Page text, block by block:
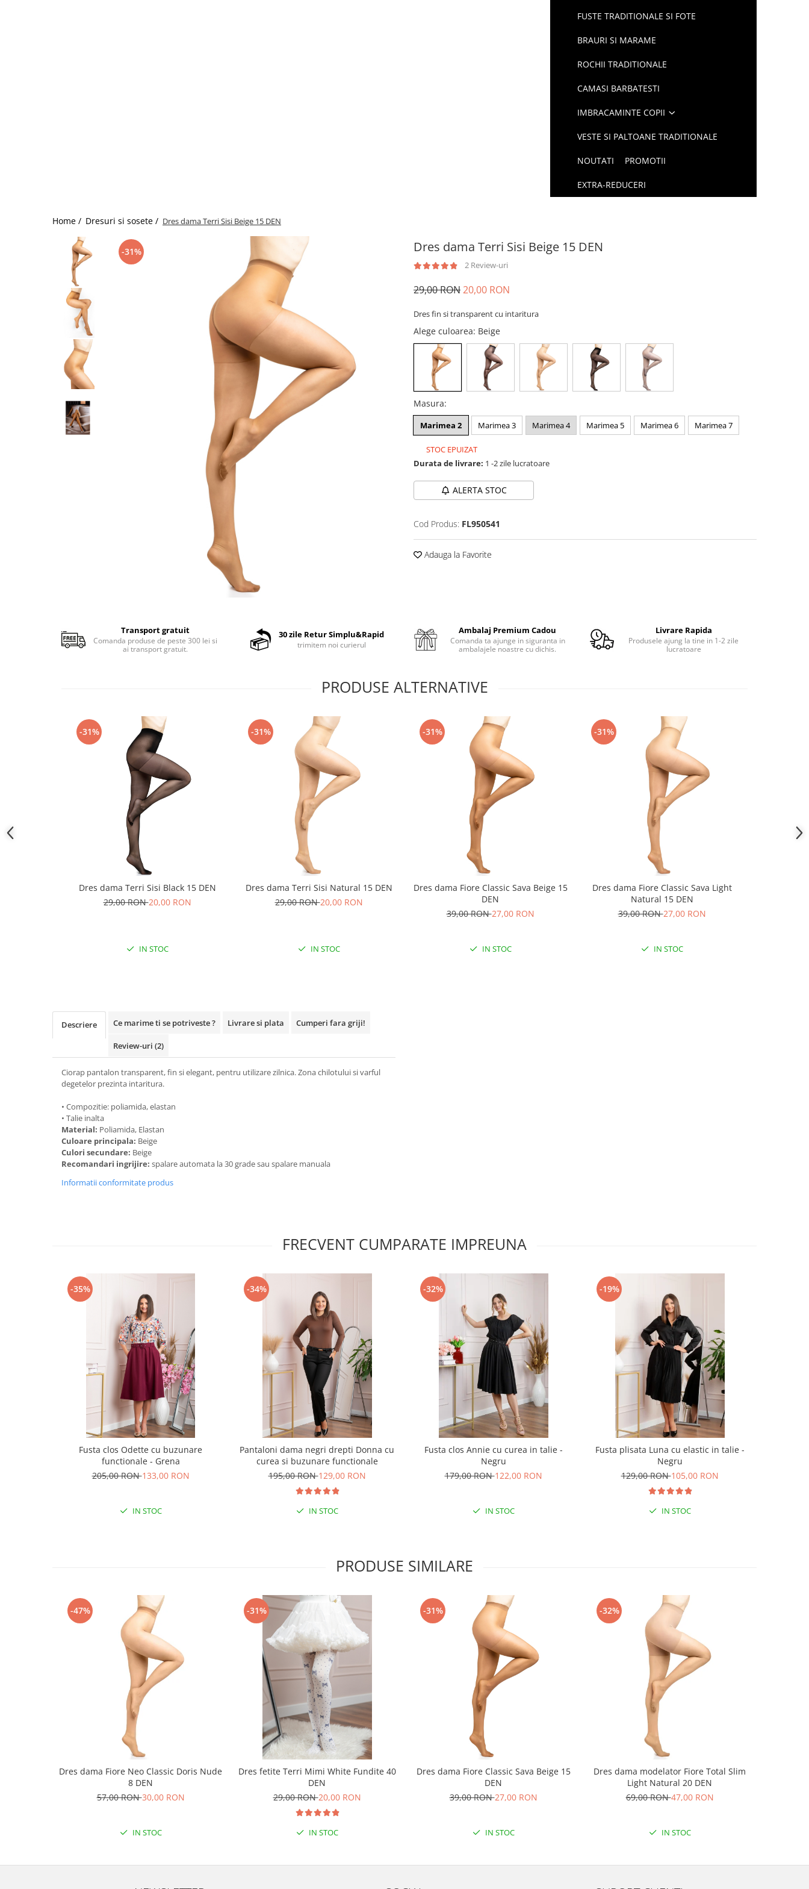
FUSTE TRADITIONALE SI FOTE
BRAURI SI MARAME
ROCHII TRADITIONALE
CAMASI BARBATESTI
IMBRACAMINTE COPII
VESTE SI PALTOANE TRADITIONALE
NOUTATI PROMOTII
EXTRA-REDUCERI
Home / Dresuri si sosete / Dres dama Terri Sisi Beige 15 DEN
Dres dama Terri Sisi Beige 15 DEN
2 Review-uri
-31%
29,00 RON20,00 RON
Dres fin si transparent cu intaritura
Alege culoarea: Beige
Masura:
Marimea 2 Marimea 3 Marimea 4 Marimea 5 Marimea 6 Marimea 7
STOC EPUIZAT
Durata de livrare: 1 -2 zile lucratoare
ALERTA STOC
Cod Produs: FL950541
Adauga la Favorite
Transport gratuit
Comanda produse de peste 300 lei si
ai transport gratuit.
30 zile Retur Simplu&Rapid
trimitem noi curierul
Ambalaj Premium Cadou
Comanda ta ajunge in siguranta in
ambalajele noastre cu dichis.
Livrare Rapida
Produsele ajung la tine in 1-2 zile
lucratoare
PRODUSE ALTERNATIVE
-31%
Dres dama Terri Sisi Black 15 DEN
29,00 RON20,00 RON
IN STOC
-31%
Dres dama Terri Sisi Natural 15 DEN
29,00 RON20,00 RON
IN STOC
-31%
Dres dama Fiore Classic Sava Beige 15
DEN
39,00 RON27,00 RON
IN STOC
-31%
Dres dama Fiore Classic Sava Light
Natural 15 DEN
39,00 RON27,00 RON
IN STOC
Descriere Ce marime ti se potriveste ? Livrare si plata Cumperi fara griji!
Review-uri (2)
Ciorap pantalon transparent, fin si elegant, pentru utilizare zilnica. Zona chilotului si varful
degetelor prezinta intaritura.
• Compozitie: poliamida, elastan
• Talie inalta
Material: Poliamida, Elastan
Culoare principala: Beige
Culori secundare: Beige
Recomandari ingrijire: spalare automata la 30 grade sau spalare manuala
Informatii conformitate produs
FRECVENT CUMPARATE IMPREUNA
-35%
Fusta clos Odette cu buzunare
functionale - Grena
205,00 RON133,00 RON
IN STOC
-34%
Pantaloni dama negri drepti Donna cu
curea si buzunare functionale
195,00 RON129,00 RON
IN STOC
-32%
Fusta clos Annie cu curea in talie -
Negru
179,00 RON122,00 RON
IN STOC
-19%
Fusta plisata Luna cu elastic in talie -
Negru
129,00 RON105,00 RON
IN STOC
PRODUSE SIMILARE
-47%
Dres dama Fiore Neo Classic Doris Nude
8 DEN
57,00 RON30,00 RON
IN STOC
-31%
Dres fetite Terri Mimi White Fundite 40
DEN
29,00 RON20,00 RON
IN STOC
-31%
Dres dama Fiore Classic Sava Beige 15
DEN
39,00 RON27,00 RON
IN STOC
-32%
Dres dama modelator Fiore Total Slim
Light Natural 20 DEN
69,00 RON47,00 RON
IN STOC